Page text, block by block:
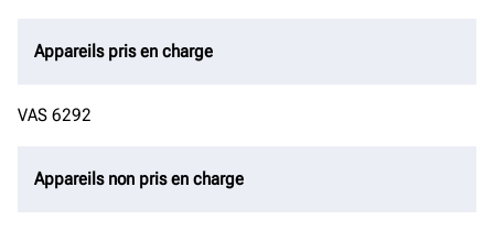
Appareils pris en charge
VAS 6292
Appareils non pris en charge